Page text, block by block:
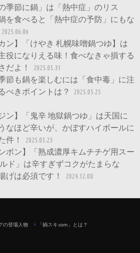
季節に鍋」は「熱中症」のリス
を食べると「熱中症の予防」にもな
2025.06.06
ン】「けやき 札幌味噌鍋つゆ】は
役になりえる味！食べなきゃ損する
だよ！
2025.05.31
節も鍋を楽しむには「食中毒」に注
べきポイントは？
2025.05.25
ン】「鬼辛 地獄鍋つゆ」は天国に
なほど辛いが、かぼすハイボールに
件！
2025.05.23
ボン】「熟成濃厚キムチチゲ用スー
ド」は辛すぎずコクがたまらな
げは必須です！
2024.12.08
の登場人物
「鍋スキ.com」とは？